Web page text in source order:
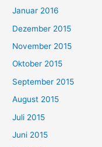
Januar 2016
Dezember 2015
November 2015
Oktober 2015
September 2015
August 2015
Juli 2015
Juni 2015